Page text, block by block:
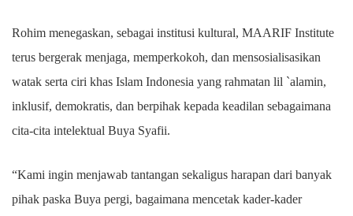
Rohim menegaskan, sebagai institusi kultural, MAARIF Institute
terus bergerak menjaga, memperkokoh, dan mensosialisasikan
watak serta ciri khas Islam Indonesia yang rahmatan lil `alamin,
inklusif, demokratis, dan berpihak kepada keadilan sebagaimana
cita-cita intelektual Buya Syafii.
“Kami ingin menjawab tantangan sekaligus harapan dari banyak
pihak paska Buya pergi, bagaimana mencetak kader-kader